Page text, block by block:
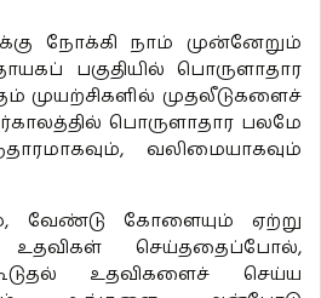
நோக்கி நாம் முன்னேறும்
பகுதியில் பொருளாதார
முயற்சிகளில் முதலீடுகளைச்
பொருளாதார பலமே
வலிமையாகவும்
வேண்டு கோளையும் ஏற்று
செய்ததைப்போல்,
உதவிகளைச் செய்ய